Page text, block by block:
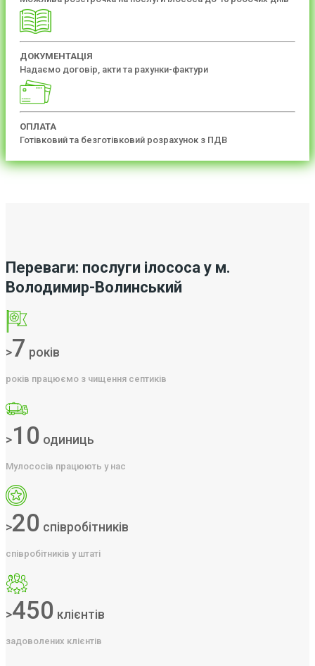
ДОКУМЕНТАЦІЯ
Надаємо договір, акти та рахунки-фактури
ОПЛАТА
Готівковий та безготівковий розрахунок з ПДВ
Переваги: послуги ілососа у м.
Володимир-Волинський
>7 років
років працюємо з чищення септиків
>10 одиниць
Мулососів працюють у нас
>20 співробітників
співробітників у штаті
>450 клієнтів
задоволених клієнтів